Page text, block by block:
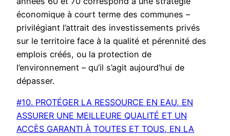
économique à court terme des communes –
privilégiant l’attrait des investissements privés
sur le territoire face à la qualité et pérennité des
emplois créés, ou la protection de
l’environnement – qu’il s’agit aujourd’hui de
dépasser.
#10. PROTÉGER LA RESSOURCE EN EAU, EN
ASSURER UNE MEILLEURE QUALITÉ ET UN
ACCÈS GARANTI À TOUTES ET TOUS, EN LA